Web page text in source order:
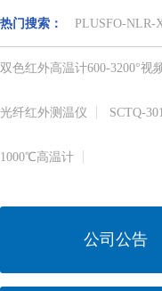
热门搜索： PLUSFO-NLR-
双色红外高温计​600-3200°视
光纤红外测温仪 SCTQ-
1000℃​高温计
公司公告